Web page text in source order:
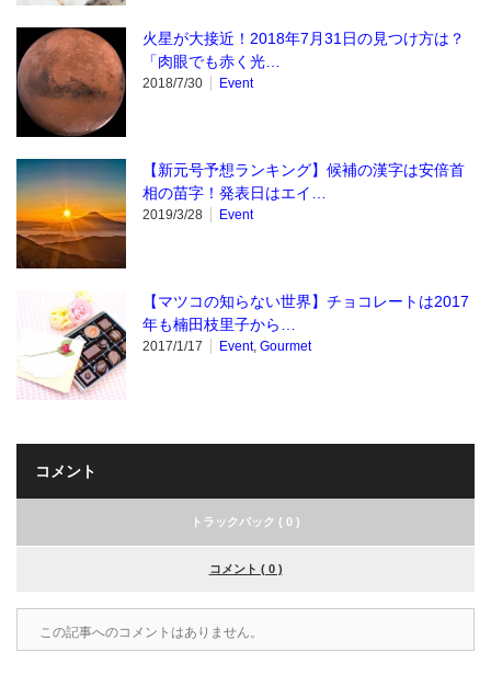
火星が大接近！2018年7月31日の見つけ方は？
「肉眼でも赤く光…
2018/7/30 Event
【新元号予想ランキング】候補の漢字は安倍首
相の苗字！発表日はエイ…
2019/3/28 Event
【マツコの知らない世界】チョコレートは2017
年も楠田枝里子から…
2017/1/17 Event, Gourmet
コメント
トラックバック ( 0 )
コメント ( 0 )
この記事へのコメントはありません。